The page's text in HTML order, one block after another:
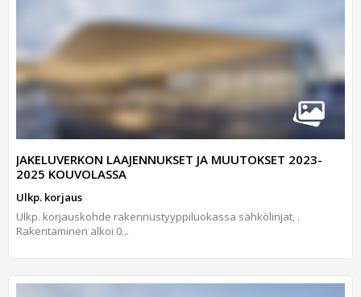
JAKELUVERKON LAAJENNUKSET JA MUUTOKSET 2023-
2025 KOUVOLASSA
Ulkp. korjaus
Ulkp. korjauskohde rakennustyyppiluokassa sähkölinjat, .
Rakentaminen alkoi 0...